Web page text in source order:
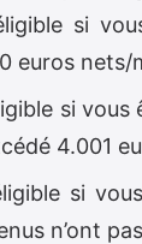
si
euros nets/
si
4.001
si
n’ont